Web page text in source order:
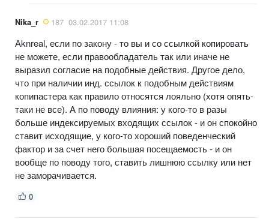
Nika_r 187 03.02.2017 11:08
Аknreal, если по закону - то вы и со ссылкой копировать
не можете, если правообладатель так или иначе не
выразил согласие на подобные действия. Другое дело,
что при наличии инд. ссылок к подобным действиям
копипастера как правило относятся лояльно (хотя опять-
таки не все). А по поводу влияния: у кого-то в разы
больше индексируемых входящих ссылок - и он спокойно
ставит исходящие, у кого-то хороший поведенческий
фактор и за счет него большая посещаемость - и он
вообще по поводу того, ставить лишнюю ссылку или нет
не заморачивается.
0